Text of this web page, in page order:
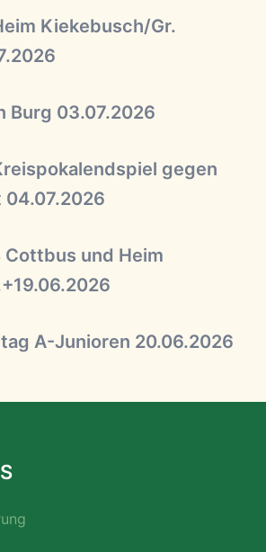
Kiekebusch/Gr.
Burg 03.07.2026
gegen
04.07.2026
Cottbus und Heim
A-Junioren 20.06.2026